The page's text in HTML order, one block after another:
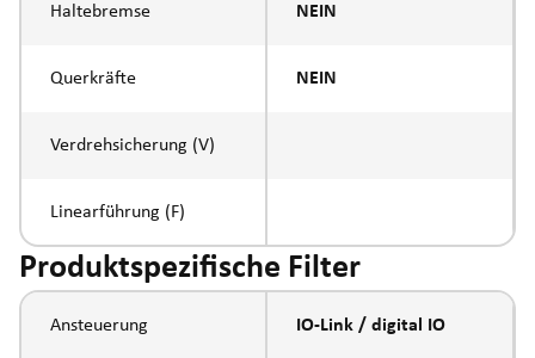
Haltebremse NEIN
Querkräfte NEIN
Verdrehsicherung (V)
Linearführung (F)
Produktspezifische Filter
Ansteuerung IO-Link / digital IO